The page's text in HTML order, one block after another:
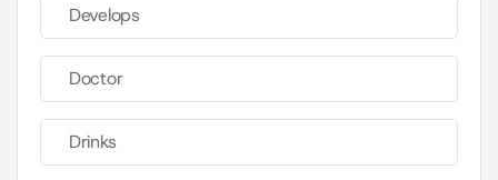
Develops
Doctor
Drinks